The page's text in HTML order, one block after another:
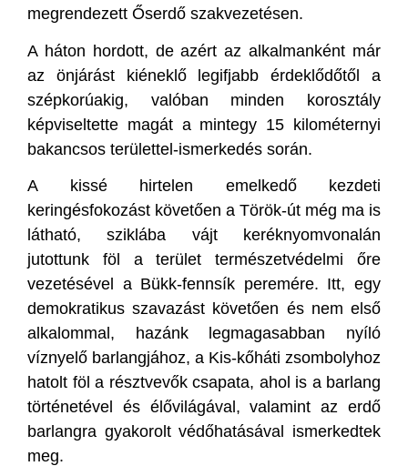
megrendezett Őserdő szakvezetésen.
A háton hordott, de azért az alkalmanként már
az önjárást kiéneklő legifjabb érdeklődőtől a
szépkorúakig, valóban minden korosztály
képviseltette magát a mintegy 15 kilométernyi
bakancsos területtel-ismerkedés során.
A kissé hirtelen emelkedő kezdeti
keringésfokozást követően a Török-út még ma is
látható, sziklába vájt keréknyomvonalán
jutottunk föl a terület természetvédelmi őre
vezetésével a Bükk-fennsík peremére. Itt, egy
demokratikus szavazást követően és nem első
alkalommal, hazánk legmagasabban nyíló
víznyelő barlangjához, a Kis-kőháti zsombolyhoz
hatolt föl a résztvevők csapata, ahol is a barlang
történetével és élővilágával, valamint az erdő
barlangra gyakorolt védőhatásával ismerkedtek
meg.